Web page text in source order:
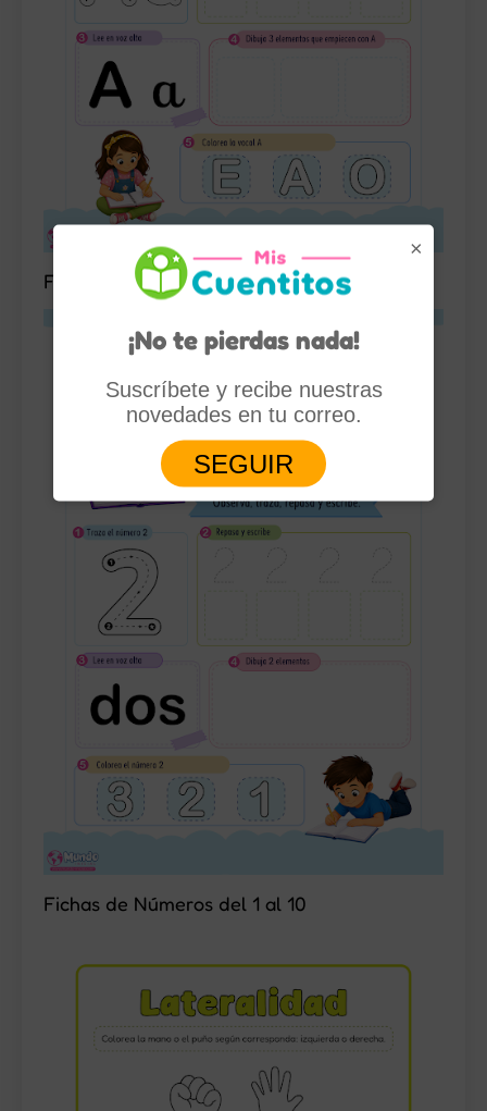
Fichas de las 5 Vocales para Imprimir Gratis
Fichas de Números del 1 al 10
×
¡No te pierdas nada!
Suscríbete y recibe nuestras
novedades en tu correo.
SEGUIR